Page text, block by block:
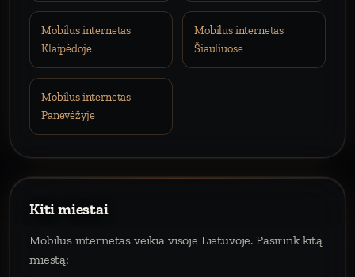
Mobilus internetas
Klaipėdoje
Mobilus internetas
Šiauliuose
Mobilus internetas
Panevėžyje
Kiti miestai
Mobilus internetas veikia visoje Lietuvoje. Pasirink kitą
miestą: